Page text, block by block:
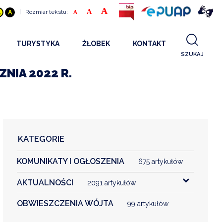
A | Rozmiar tekstu: A A A
TURYSTYKA ŻŁOBEK
KONTAKT
KONTAKT
SZUKAJ
2022 R.
KATEGORIE
KOMUNIKATY I OGŁOSZENIA 675 artykułów
AKTUALNOŚCI 2091 artykułów
OBWIESZCZENIA WÓJTA 99 artykułów